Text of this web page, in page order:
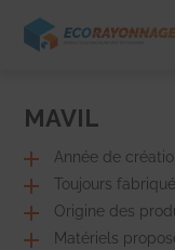
MAVIL
Année de
Toujours
Origine des
Matériels